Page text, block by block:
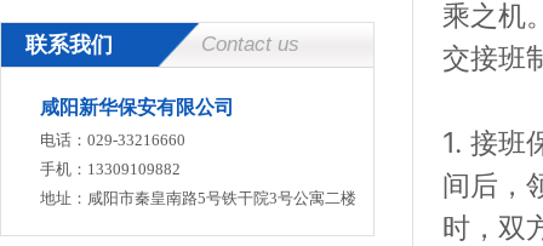
联系我们 Contact us
咸阳新华保安有限公司
电话：029-33216660
手机：13309109882
地址：咸阳市秦皇南路5号铁干院3号公寓二楼
乘之机
交接班
1. 接班
间后，
时，双